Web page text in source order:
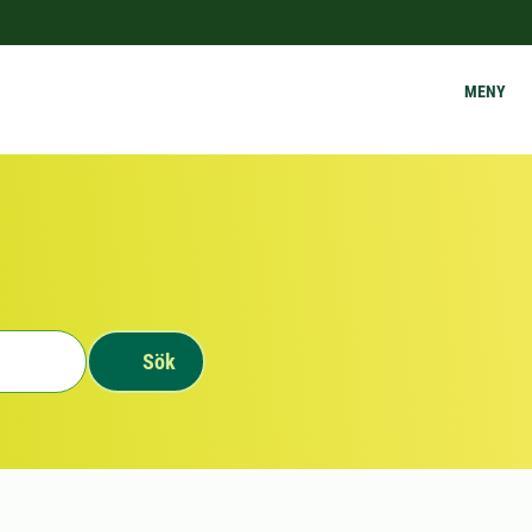
MENY
Sök